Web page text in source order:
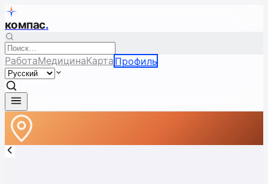
компас.
РаботаМедицинаКарта Профиль